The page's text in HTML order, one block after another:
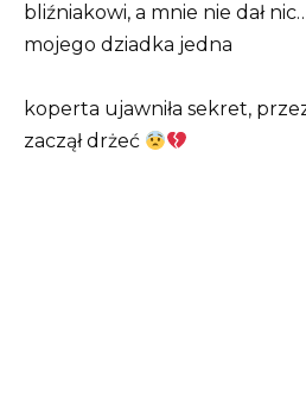
bliźniakowi, a mnie nie dał
mojego dziadka jedna
koperta ujawniła sekret,
zaczął drżeć